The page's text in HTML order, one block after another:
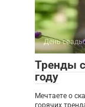
День
Тренды
году
Мечтаете о
горячих